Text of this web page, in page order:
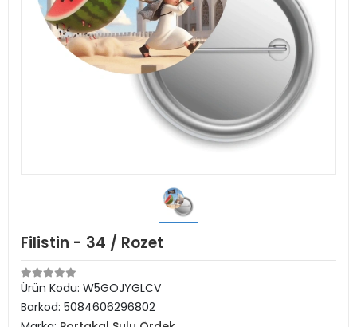
Filistin - 34 / Rozet
Ürün Kodu: W5GOJYGLCV
Barkod: 5084606296802